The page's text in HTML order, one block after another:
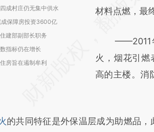
成村庄仍无集中供水
保障房投资3600亿
建部副部长职务
指标仍在增长
房旨在遏制牟利
材料点燃，最
——2011年
火，烟花引燃
高的主楼。消
的共同特征是外保温层成为助燃品